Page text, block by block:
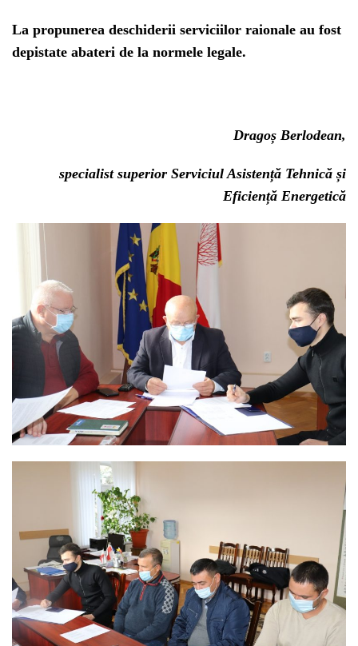
La propunerea deschiderii serviciilor raionale au fost
depistate abateri de la normele legale.
Dragoș Berlodean,
specialist superior Serviciul Asistență Tehnică și
Eficiență Energetică